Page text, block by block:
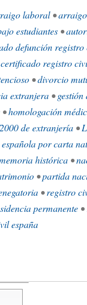
laboral•
estudiantes •
defunción
certificado registro
•divorcio
extranjera •
•homologación
de extranjería •
por carta
histórica •
•partida
•registro
permanente •
españa